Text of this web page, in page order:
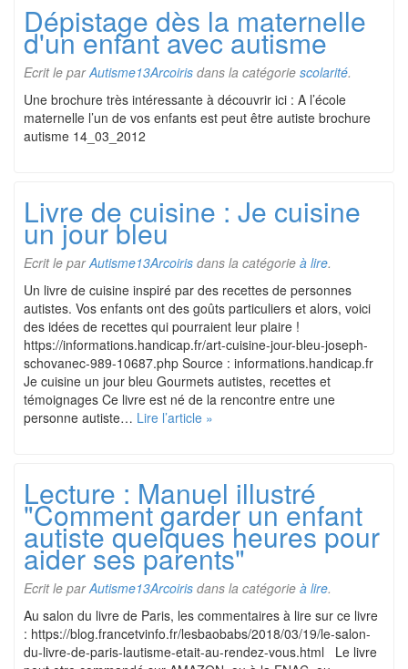
Dépistage dès la maternelle
d'un enfant avec autisme
Ecrit le parAutisme13Arcoiris dans la catégorie scolarité.
Une brochure très intéressante à découvrir ici : A l’école
maternelle l’un de vos enfants est peut être autiste brochure
autisme 14_03_2012
Livre de cuisine : Je cuisine
un jour bleu
Ecrit le parAutisme13Arcoiris dans la catégorie à lire.
Un livre de cuisine inspiré par des recettes de personnes
autistes. Vos enfants ont des goûts particuliers et alors, voici
des idées de recettes qui pourraient leur plaire !
https://informations.handicap.fr/art-cuisine-jour-bleu-joseph-
schovanec-989-10687.php Source : informations.handicap.fr
Je cuisine un jour bleu Gourmets autistes, recettes et
témoignages Ce livre est né de la rencontre entre une
personne autiste… Lire l’article »
Lecture : Manuel illustré
"Comment garder un enfant
autiste quelques heures pour
aider ses parents"
Ecrit le parAutisme13Arcoiris dans la catégorie à lire.
Au salon du livre de Paris, les commentaires à lire sur ce livre
: https://blog.francetvinfo.fr/lesbaobabs/2018/03/19/le-salon-
du-livre-de-paris-lautisme-etait-au-rendez-vous.html Le livre